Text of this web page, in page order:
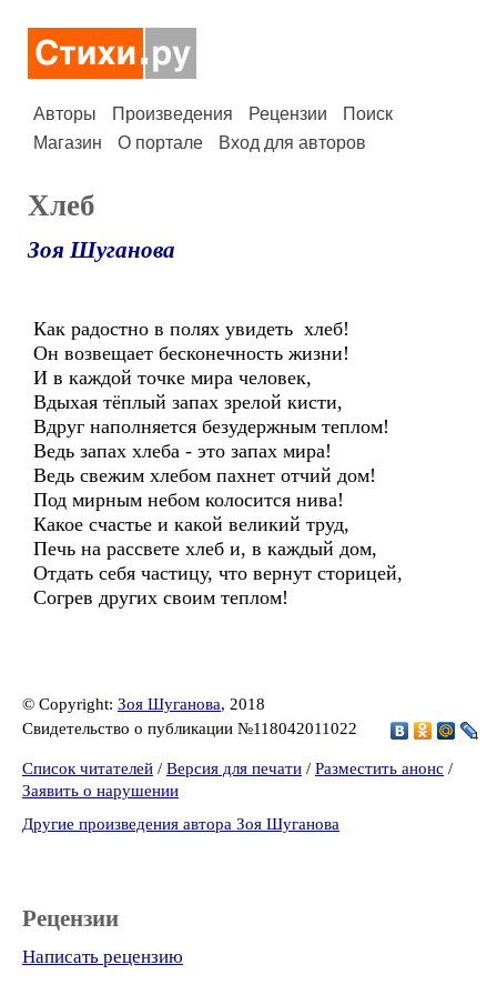
Авторы Произведения Рецензии
Поиск
Магазин
О портале Вход для авторов
Хлеб
Зоя Шуганова
Как радостно в полях увидеть хлеб!
Он возвещает бесконечность жизни!
И в каждой точке мира человек,
Вдыхая тёплый запах зрелой кисти,
Вдруг наполняется безудержным теплом!
Ведь запах хлеба - это запах мира!
Ведь свежим хлебом пахнет отчий дом!
Под мирным небом колосится нива!
Какое счастье и какой великий труд,
Печь на рассвете хлеб и, в каждый дом,
Отдать себя частицу, что вернут сторицей,
Согрев других своим теплом!
© Copyright: Зоя Шуганова, 2018
Свидетельство о публикации №118042011022
Список читателей / Версия для печати / Разместить анонс /
Заявить о нарушении
Другие произведения автора Зоя Шуганова
Рецензии
Написать рецензию